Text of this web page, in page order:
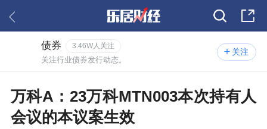
关注
债券 3.46W人关注
关注行业债券发行动态。
万科A：23万科MTN003本次持有人
会议的本议案生效